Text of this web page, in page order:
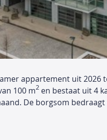
appartement uit 2026
100 m2 en bestaat uit 4
De borgsom bedraagt